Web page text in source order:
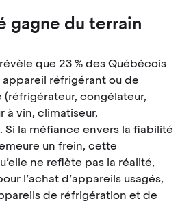
gagne du terrain
que 23 % des Québécois
réfrigérant ou de
congélateur,
à vin, climatiseur,
la méfiance envers la fiabilité
un frein, cette
ne reflète pas la réalité,
l’achat d’appareils usagés,
de réfrigération et de